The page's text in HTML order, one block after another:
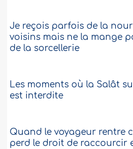
Je reçois parfois de la
voisins mais ne la mange
de la sorcellerie
Les moments où la Salât
est interdite
Quand le voyageur rentre
perd le droit de raccourcir